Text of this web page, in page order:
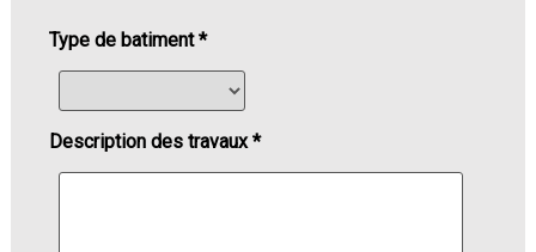
Type de batiment *
Description des travaux *